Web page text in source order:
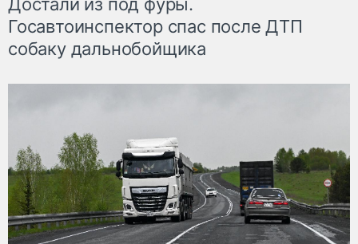
Достали из под фуры.
Госавтоинспектор спас после ДТП
собаку дальнобойщика